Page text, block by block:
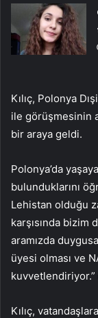
Kılıç, Polonya
ile görüşmesinin
bir araya geldi.
Polonya’da
bulunduklarını
Lehistan olduğu
karşısında bizim
aramızda
üyesi olması ve
kuvvetlendiriyor.”
Kılıç,